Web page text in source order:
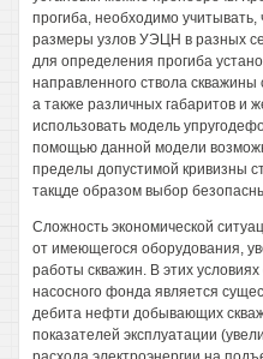
прогиба, необходимо учитывать,
размеры узлов УЭЦН в разных
для определения прогиба
направленного ствола
а также различных габаритов и
использовать модель
помощью данной модели
пределы допустимой кривизны
такцде образом выбор
Сложность экономической
от имеющегося оборудования,
работы скважин. В этих
насосного фонда является
дебита нефти добывающих
показателей эксплуатации